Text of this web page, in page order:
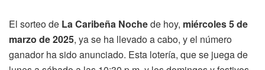
El sorteo de La Caribeña Nochede hoy, miércoles 5 de
marzo de 2025, ya se ha llevado a cabo, y el número
ganador ha sido anunciado. Esta lotería, que se juega de